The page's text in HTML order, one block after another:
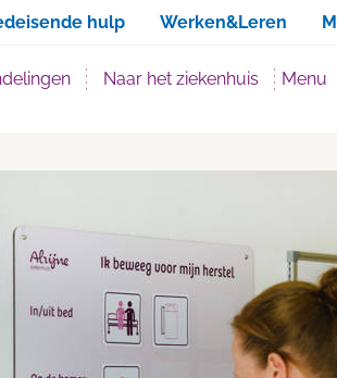
hulp Werken&Leren
Naar het ziekenhuis Menu